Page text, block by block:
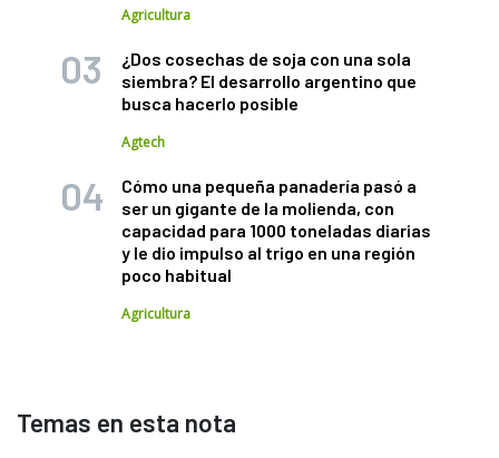
Agricultura
¿Dos cosechas de soja con una sola
siembra? El desarrollo argentino que
busca hacerlo posible
Agtech
Cómo una pequeña panadería pasó a
ser un gigante de la molienda, con
capacidad para 1000 toneladas diarias
y le dio impulso al trigo en una región
poco habitual
Agricultura
Temas en esta nota